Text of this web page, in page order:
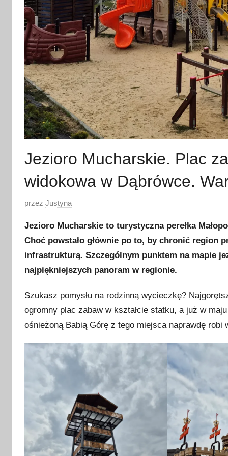
Jezioro Mucharskie. Plac
widokowa w Dąbrówce.
O
u
b
l
i
o
w
a
k
e
n
przez Justyna
Jezioro Mucharskie to turystyczna perełka
Choć powstało głównie po to, by chronić region
infrastrukturą. Szczególnym punktem na mapie
najpiękniejszych panoram w regionie.
Szukasz pomysłu na rodzinną wycieczkę?
ogromny plac zabaw w kształcie statku, a już w
ośnieżoną Babią Górę z tego miejsca naprawdę